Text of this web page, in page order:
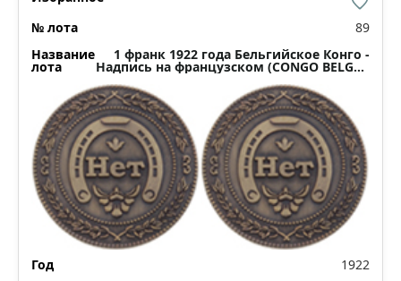
89
1 франк 1922 года Бельгийское Конго -
Надпись на французском (CONGO BELGE /
1922